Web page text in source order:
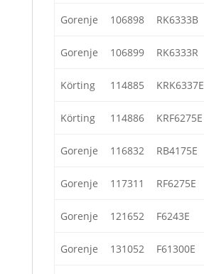
Gorenje 106898 RK6333B
Gorenje 106899 RK6333R
Körting 114885 KRK6337E
Körting 114886 KRF6275E
Gorenje 116832 RB4175E
Gorenje 117311 RF6275E
Gorenje 121652 F6243E
Gorenje 131052 F61300E